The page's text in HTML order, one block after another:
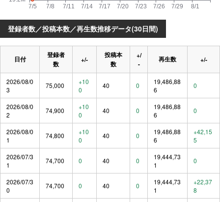
登録者数／投稿本数／再生数推移データ(30日間)
日付
登録者
数
+/-
投稿本
数
+/
-
再生数 +/-
2026/08/0
3
75,000
+10
0
40 0
19,486,88
6
0
2026/08/0
2
74,900
+10
0
40 0
19,486,88
6
0
2026/08/0
1
74,800
+10
0
40 0
19,486,88
6
+42,15
5
2026/07/3
1
74,700 0 40 0
19,444,73
1
0
2026/07/3
0
74,700 0 40 0
19,444,73
1
+22,37
8